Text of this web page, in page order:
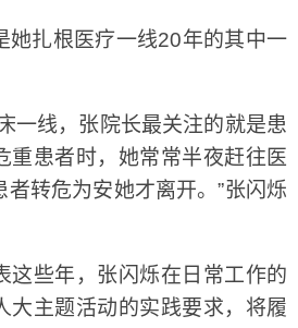
扎根医疗一线20年的其中一
线，张院长最关注的就是患
重患者时，她常常半夜赶往医
者转危为安她才离开。”张闪烁
些年，张闪烁在日常工作的
大主题活动的实践要求，将履